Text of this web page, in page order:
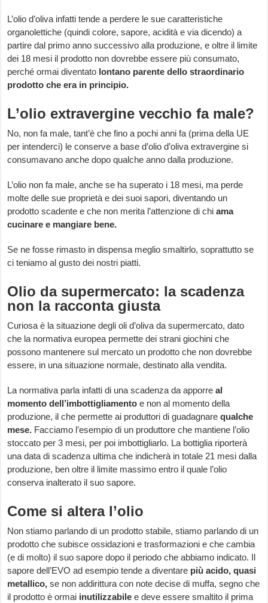
L’olio d’oliva infatti tende a perdere le sue caratteristiche
organolettiche (quindi colore, sapore, acidità e via dicendo) a
partire dal primo anno successivo alla produzione, e oltre il limite
dei 18 mesi il prodotto non dovrebbe essere più consumato,
perché ormai diventato lontano parente dello straordinario
prodotto che era in principio.
L’olio extravergine vecchio fa male?
No, non fa male, tant’è che fino a pochi anni fa (prima della UE
per intenderci) le conserve a base d’olio d’oliva extravergine si
consumavano anche dopo qualche anno dalla produzione.
L’olio non fa male, anche se ha superato i 18 mesi, ma perde
molte delle sue proprietà e dei suoi sapori, diventando un
prodotto scadente e che non merita l’attenzione di chiama
cucinare e mangiare bene.
Se ne fosse rimasto in dispensa meglio smaltirlo, soprattutto se
ci teniamo al gusto dei nostri piatti.
Olio da supermercato: la scadenza
non la racconta giusta
Curiosa è la situazione degli oli d’oliva da supermercato, dato
che la normativa europea permette dei strani giochini che
possono mantenere sul mercato un prodotto che non dovrebbe
essere, in una situazione normale, destinato alla vendita.
La normativa parla infatti di una scadenza da apporreal
momento dell’imbottigliamentoe non al momento della
produzione, il che permette ai produttori di guadagnarequalche
mese. Facciamo l’esempio di un produttore che mantiene l’olio
stoccato per 3 mesi, per poi imbottigliarlo. La bottiglia riporterà
una data di scadenza ultima che indicherà in totale 21 mesi dalla
produzione, ben oltre il limite massimo entro il quale l’olio
conserva inalterato il suo sapore.
Come si altera l’olio
Non stiamo parlando di un prodotto stabile, stiamo parlando di un
prodotto che subisce ossidazioni e trasformazioni e che cambia
(e di molto) il suo sapore dopo il periodo che abbiamo indicato. Il
sapore dell’EVO ad esempio tende a diventare più acido, quasi
metallico,se non addirittura con note decise di muffa, segno che
il prodotto è ormai inutilizzabilee deve essere smaltito il prima